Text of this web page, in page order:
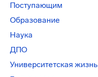
Поступающим
Образование
Наука
ДПО
Университетская жизнь